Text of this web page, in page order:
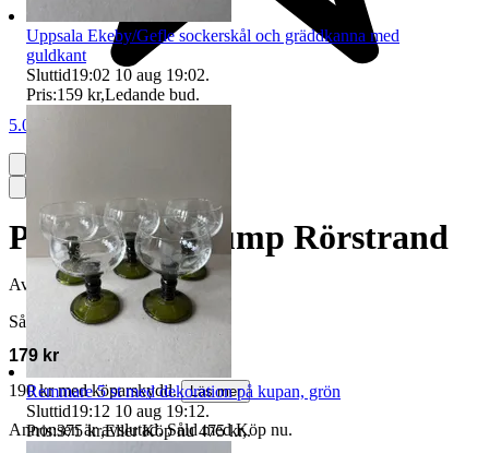
5.0
Pippi Långstrump Rörstrand
Avslutad 26 jul 07:52
Såld för
179 kr
190 kr med köparskydd. Läs mer
Annonsen är avslutad. Såld med Köp nu.
Uppsala Ekeby/Gefle sockerskål och gräddkanna med
guldkant
Sluttid19:02 10 aug 19:02.
Pris:159 kr,Ledande bud.
Remmare 5 st med dekoration på kupan, grön
Sluttid19:12 10 aug 19:12.
Pris:375 kr,Eller Köp nu 475 kr,.